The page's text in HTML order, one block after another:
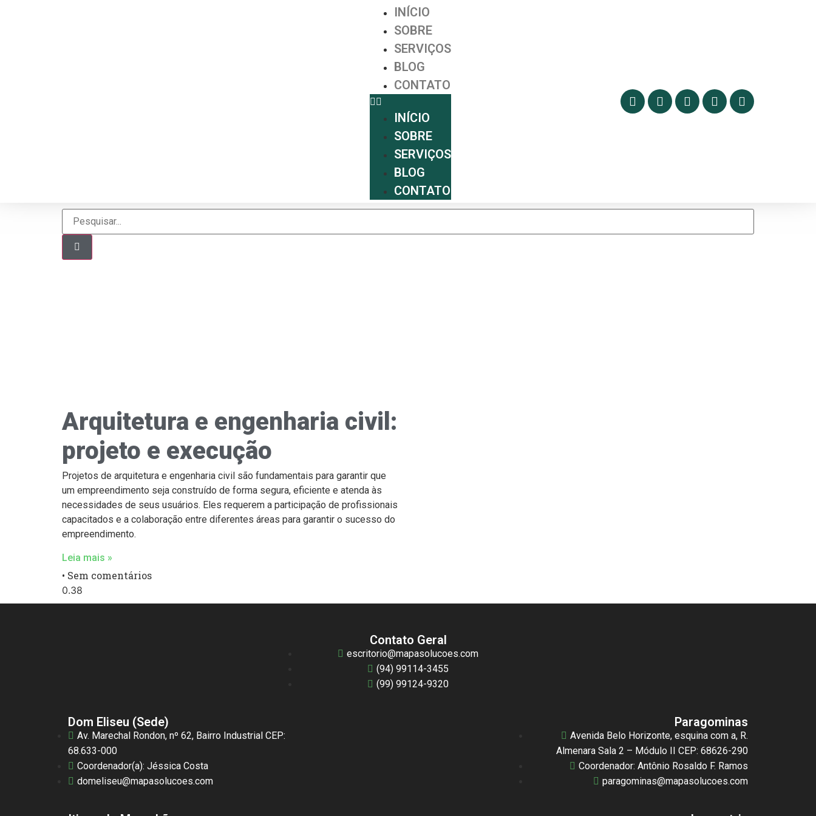
INÍCIO
SOBRE
SERVIÇOS
BLOG
CONTATO
INÍCIO
SOBRE
SERVIÇOS
BLOG
CONTATO
Arquitetura e engenharia civil:
projeto e execução
Projetos de arquitetura e engenharia civil são fundamentais para garantir que
um empreendimento seja construído de forma segura, eficiente e atenda às
necessidades de seus usuários. Eles requerem a participação de profissionais
capacitados e a colaboração entre diferentes áreas para garantir o sucesso do
empreendimento.
Leia mais »
Sem comentários
Contato Geral
escritorio@mapasolucoes.com
(94) 99114-3455
(99) 99124-9320
Dom Eliseu (Sede)
Av. Marechal Rondon, nº 62, Bairro Industrial CEP:
68.633-000
Coordenador(a): Jéssica Costa
domeliseu@mapasolucoes.com
Paragominas
Avenida Belo Horizonte, esquina com a, R.
Almenara Sala 2 – Módulo II CEP: 68626-290
Coordenador: Antônio Rosaldo F. Ramos
paragominas@mapasolucoes.com